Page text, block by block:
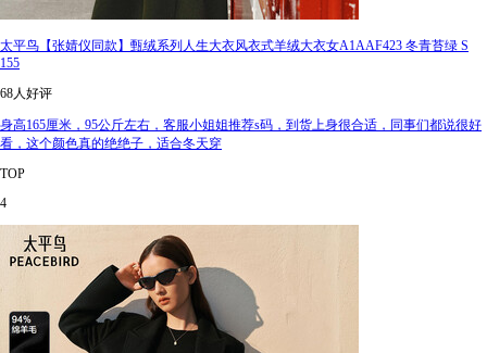
太平鸟【张婧仪同款】甄绒系列人生大衣风衣式羊绒大衣女A1AAF423 冬青苔绿 S
155
68人好评
身高165厘米，95公斤左右，客服小姐姐推荐s码，到货上身很合适，同事们都说很好
看，这个颜色真的绝绝子，适合冬天穿
TOP
4